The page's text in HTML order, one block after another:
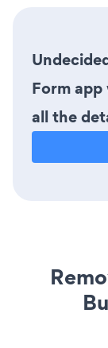
Form
all the